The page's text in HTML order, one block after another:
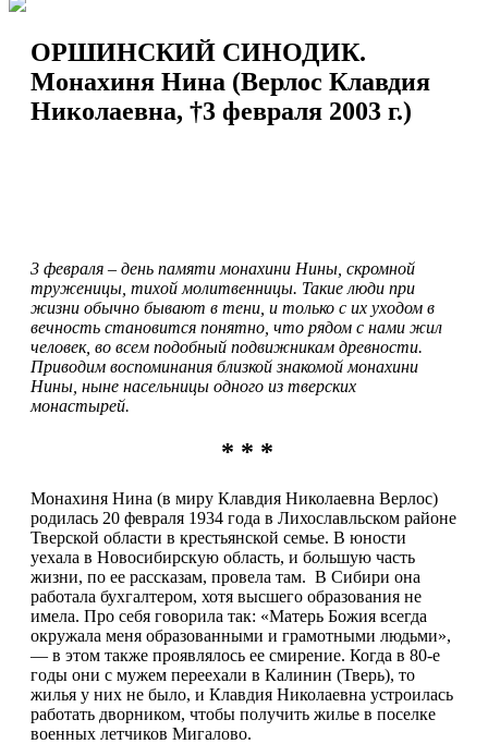
ОРШИНСКИЙ СИНОДИК.
Монахиня Нина (Верлос Клавдия
Николаевна, †3 февраля 2003 г.)
3 февраля – день памяти монахини Нины, скромной
труженицы, тихой молитвенницы. Такие люди при
жизни обычно бывают в тени, и только с их уходом в
вечность становится понятно, что рядом с нами жил
человек, во всем подобный подвижникам древности.
Приводим воспоминания близкой знакомой монахини
Нины, ныне насельницы одного из тверских
монастырей.
* * *
Монахиня Нина (в миру Клавдия Николаевна Верлос)
родилась 20 февраля 1934 года в Лихославльском районе
Тверской области в крестьянской семье. В юности
уехала в Новосибирскую область, и большую часть
жизни, по ее рассказам, провела там. В Сибири она
работала бухгалтером, хотя высшего образования не
имела. Про себя говорила так: «Матерь Божия всегда
окружала меня образованными и грамотными людьми»,
— в этом также проявлялось ее смирение. Когда в 80-е
годы они с мужем переехали в Калинин (Тверь), то
жилья у них не было, и Клавдия Николаевна устроилась
работать дворником, чтобы получить жилье в поселке
военных летчиков Мигалово.